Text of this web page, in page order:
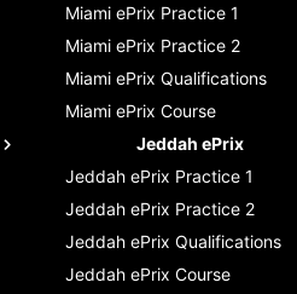
Miami ePrix Practice 1
Miami ePrix Practice 2
Miami ePrix Qualifications
Miami ePrix Course
Jeddah ePrix
Jeddah ePrix Practice 1
Jeddah ePrix Practice 2
Jeddah ePrix Qualifications
Jeddah ePrix Course